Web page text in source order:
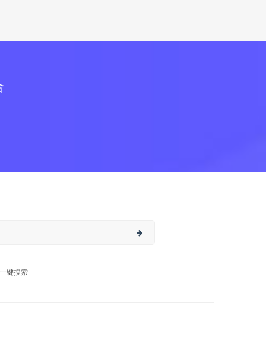
键搜索